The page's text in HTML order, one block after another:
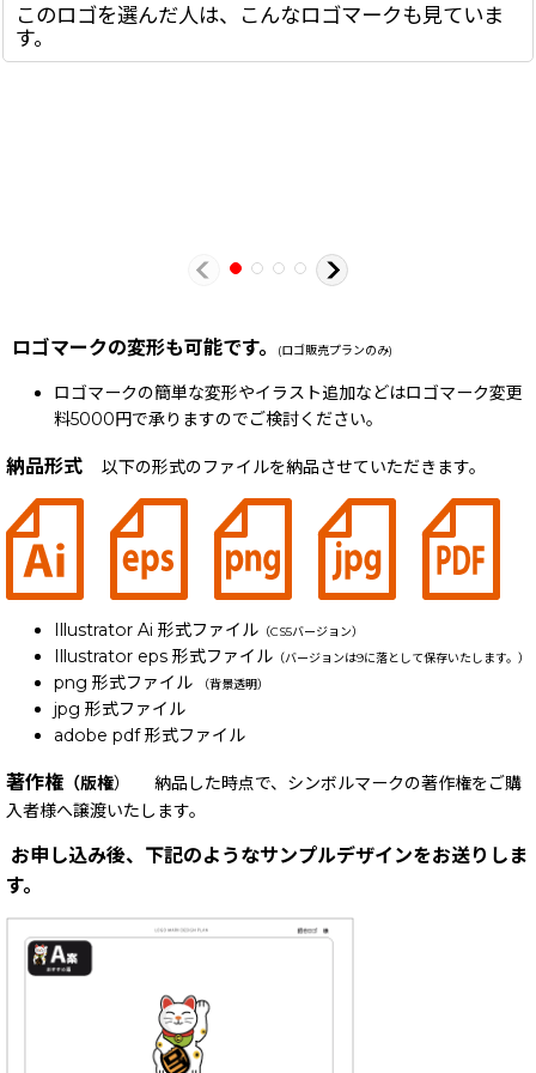
このロゴを選んだ人は、こんなロゴマークも見ていま
す。
ロゴマークの変形も可能です。 (ロゴ販売プランのみ)
ロゴマークの簡単な変形やイラスト追加などはロゴマーク変更
料5000円で承りますのでご検討ください。
納品形式 以下の形式のファイルを納品させていただきます。
Illustrator Ai 形式ファイル （CS5バージョン）
Illustrator eps 形式ファイル （バージョンは9に落として保存いたします。）
png 形式ファイル （背景透明）
jpg 形式ファイル
adobe pdf 形式ファイル
著作権 （版権） 納品した時点で、シンボルマークの著作権をご購
入者様へ譲渡いたします。
お申し込み後、下記のようなサンプルデザインをお送りしま
す。